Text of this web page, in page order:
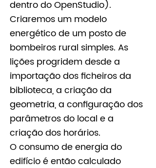
dentro do OpenStudio).
Criaremos um modelo
energético de um posto de
bombeiros rural simples. As
lições progridem desde a
importação dos ficheiros da
biblioteca, a criação da
geometria, a configuração dos
parâmetros do local e a
criação dos horários.
O consumo de energia do
edifício é então calculado